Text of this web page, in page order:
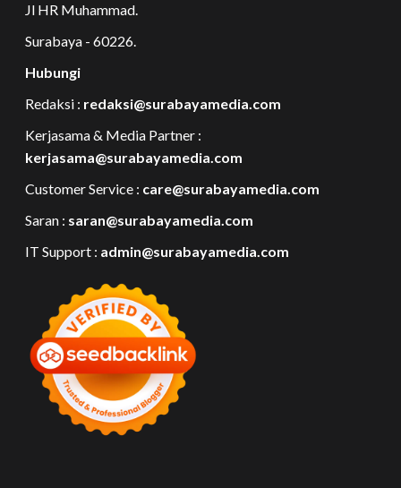
Jl HR Muhammad.
Surabaya - 60226.
Hubungi
Redaksi : redaksi@surabayamedia.com
Kerjasama & Media Partner :
kerjasama@surabayamedia.com
Customer Service : care@surabayamedia.com
Saran : saran@surabayamedia.com
IT Support : admin@surabayamedia.com